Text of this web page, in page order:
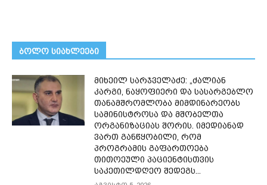
ᲑᲝᲚᲝ ᲡᲘᲐᲮᲚᲔᲔᲑᲘ
მიხეილ სარჯველაძე: „ძალიან
კარგი, ნაყოფიერი და სასარგებლო
თანამშრომლობა მიმდინარეობს
სამინისტროსა და მშობელთა
ორგანიზაციას შორის. იმედიანად
ვართ განწყობილი, რომ
პროგრამის გაფართოება
თითოეული პაციენტისთვის
საკეთილდღეო შედეგს...